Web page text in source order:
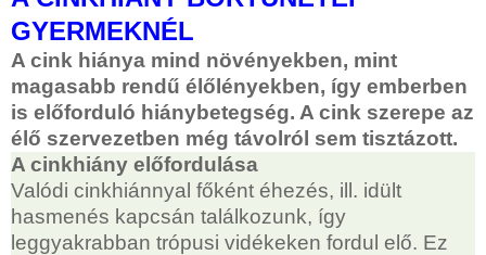
GYERMEKNÉL
A cink hiánya mind növényekben, mint
magasabb rendű élőlényekben, így emberben
is előforduló hiánybetegség. A cink szerepe az
élő szervezetben még távolról sem tisztázott.
A cinkhiány előfordulása
Valódi cinkhiánnyal főként éhezés, ill. idült
hasmenés kapcsán találkozunk, így
leggyakrabban trópusi vidékeken fordul elő. Ez